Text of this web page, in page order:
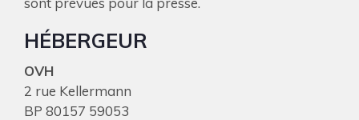
HÉBERGEUR
OVH
2 rue Kellermann
BP 80157 59053